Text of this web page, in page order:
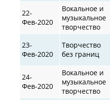
22-
Фев-2020
Вокальное и
музыкальное
творчество
23-
Фев-2020
Творчество
без границ
24-
Фев-2020
Вокальное и
музыкальное
творчество